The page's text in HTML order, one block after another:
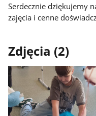
Serdecznie dziękujemy
zajęcia i cenne
Zdjęcia (2)